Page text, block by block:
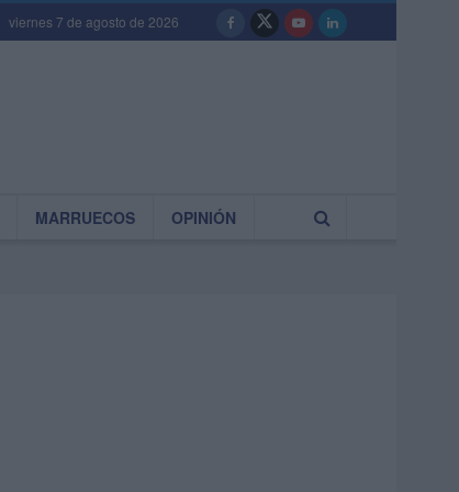
viernes 7 de agosto de 2026
MARRUECOS OPINIÓN